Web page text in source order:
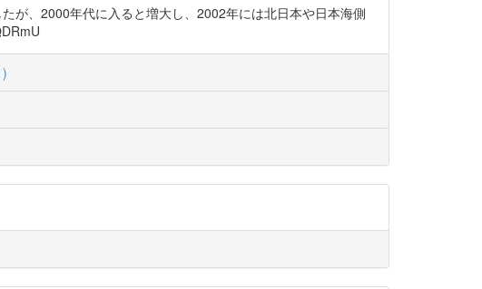
が、2000年代に入ると増大し、2002年には北日本や日本海側